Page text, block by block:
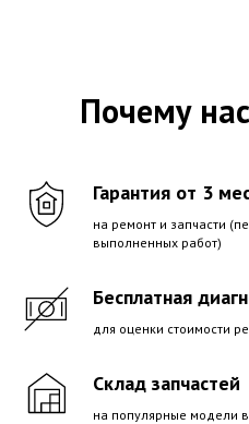
Почему
Гарантия от 3
на ремонт и запчасти
выполненных работ)
Бесплатная
для оценки стоимости
Склад запчастей
на популярные модели